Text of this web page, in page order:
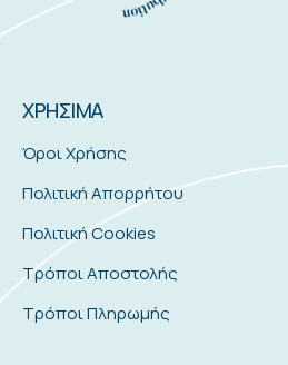
ΧΡΗΣΙΜΑ
Όροι Χρήσης
Πολιτική Απορρήτου
Πολιτική Cookies
Τρόποι Αποστολής
Τρόποι Πληρωμής